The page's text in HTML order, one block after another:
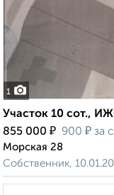
1
Участок 10 сот.,
855 000 ₽ 900 ₽ за
Морская 28
Собственник,